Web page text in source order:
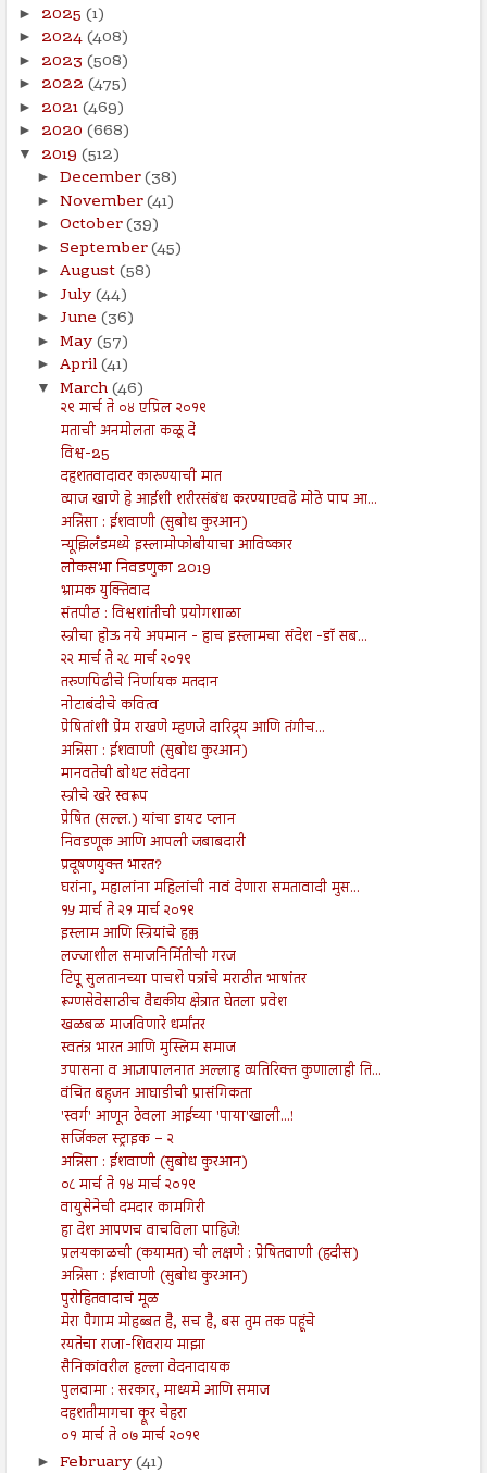
► 2025 (1)
► 2024(408)
► 2023 (508)
► 2022 (475)
► 2021(469)
► 2020 (668)
▼ 2019 (512)
► December(38)
► November(41)
► October(39)
► September(45)
► August(58)
► July(44)
► June (36)
► May(57)
► April(41)
▼ March(46)
२९ मार्च ते ०४ एप्रिल २०१९
मताची अनमोलता कळू दे
विश्व-25
दहशतवादावर कारुण्याची मात
व्याज खाणे हे आईशी शरीरसंबंध करण्याएवढे मोठे पाप आ...
अन्निसा : ईशवाणी (सुबोध कुरआन)
न्यूझिलँडमध्ये इस्लामोफोबीयाचा आविष्कार
लोकसभा निवडणुका 2019
भ्रामक युक्तिवाद
संतपीठ : विश्वशांतीची प्रयोगशाळा
स्त्रीचा होऊ नये अपमान - हाच इस्लामचा संदेश -डॉ सब...
२२ मार्च ते २८ मार्च २०१९
तरुणपिढीचे निर्णायक मतदान
नोटाबंदीचे कवित्व
प्रेषितांशी प्रेम राखणे म्हणजे दारिद्र्य आणि तंगीच...
अन्निसा : ईशवाणी (सुबोध कुरआन)
मानवतेची बोथट संवेदना
स्त्रीचे खरे स्वरूप
प्रेषित (सल्ल.) यांचा डायट प्लान
निवडणूक आणि आपली जबाबदारी
प्रदूषणयुक्त भारत?
घरांना, महालांना महिलांची नावं देणारा समतावादी मुस...
१५ मार्च ते २१ मार्च २०१९
इस्लाम आणि स्त्रियांचे हक्क
लज्जाशील समाजनिर्मितीची गरज
टिपू सुलतानच्या पाचशे पत्रांचे मराठीत भाषांतर
रूग्णसेवेसाठीच वैद्यकीय क्षेत्रात घेतला प्रवेश
खळबळ माजविणारे धर्मांतर
स्वतंत्र भारत आणि मुस्लिम समाज
उपासना व आज्ञापालनात अल्लाह व्यतिरिक्त कुणालाही ति...
वंचित बहुजन आघाडीची प्रासंगिकता
'स्वर्ग' आणून ठेवला आईच्या 'पाया'खाली...!
सर्जिकल स्ट्राइक – २
अन्निसा : ईशवाणी (सुबोध कुरआन)
०८ मार्च ते १४ मार्च २०१९
वायुसेनेची दमदार कामगिरी
हा देश आपणच वाचविला पाहिजे!
प्रलयकाळची (कयामत) ची लक्षणे : प्रेषितवाणी (हदीस)
अन्निसा : ईशवाणी (सुबोध कुरआन)
पुरोहितवादाचं मूळ
मेरा पैगाम मोहब्बत है, सच है, बस तुम तक पहूंचे
रयतेचा राजा-शिवराय माझा
सैनिकांवरील हल्ला वेदनादायक
पुलवामा : सरकार, माध्यमे आणि समाज
दहशतीमागचा क्रूर चेहरा
०१ मार्च ते ०७ मार्च २०१९
► February(41)